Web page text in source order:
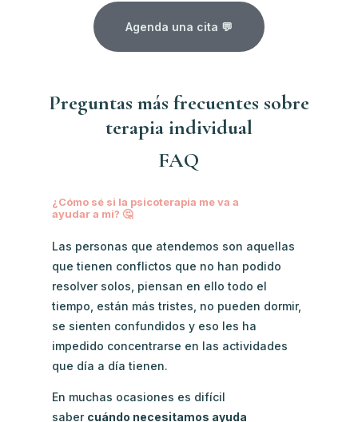
Agenda una cita 💬
Preguntas más frecuentes sobre
terapia individual
FAQ
¿Cómo sé si la psicoterapia me va a
ayudar a mi? 🤔
Las personas que atendemos son aquellas
que tienen conflictos que no han podido
resolver solos, piensan en ello todo el
tiempo, están más tristes, no pueden dormir,
se sienten confundidos y eso les ha
impedido concentrarse en las actividades
que día a día tienen.
En muchas ocasiones es difícil
saber cuándo necesitamos ayuda